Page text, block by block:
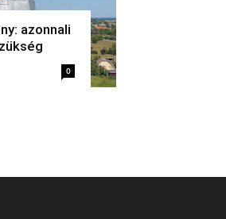
azonnali
0